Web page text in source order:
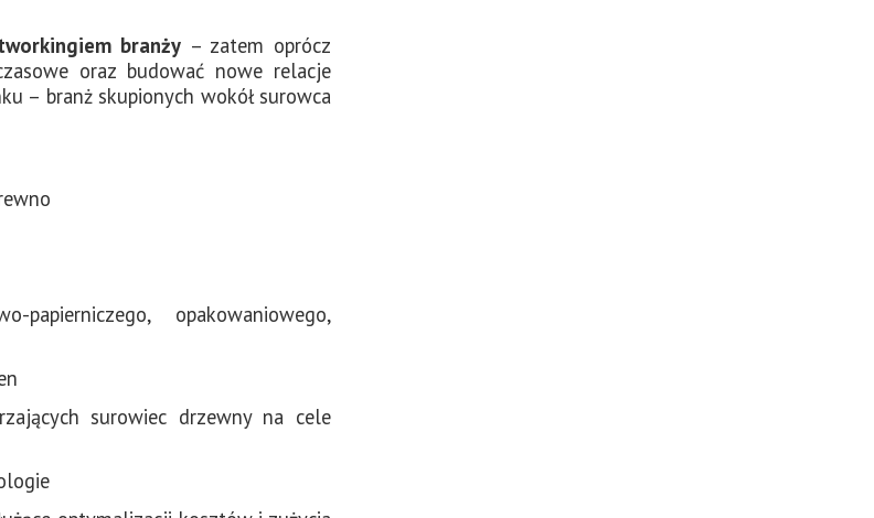
branży – zatem oprócz
oraz budować nowe relacje
– branż skupionych wokół surowca
opakowaniowego,
surowiec drzewny na cele